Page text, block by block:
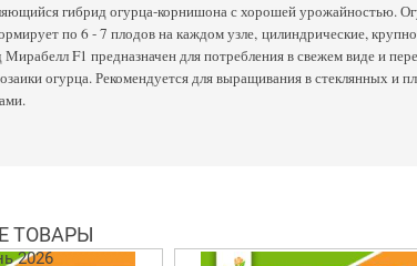
гибрид огурца-корнишона с хорошей урожайностью.
по 6 - 7 плодов на каждом узле, цилиндрические,
F1 предназначен для потребления в свежем виде и
огурца. Рекомендуется для выращивания в стеклянных и
ТОВАРЫ